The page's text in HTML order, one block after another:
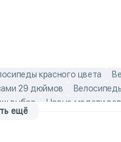
красного цвета
29 дюймов
выбор Новые модели
модели
ещё